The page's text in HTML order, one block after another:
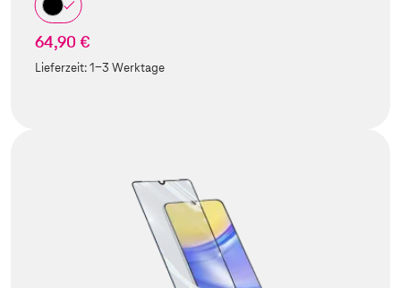
64,90 €
Lieferzeit:1-3 Werktage